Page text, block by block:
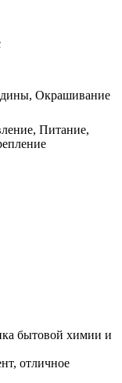
Окрашивание
Питание,
бытовой химии и
отличное